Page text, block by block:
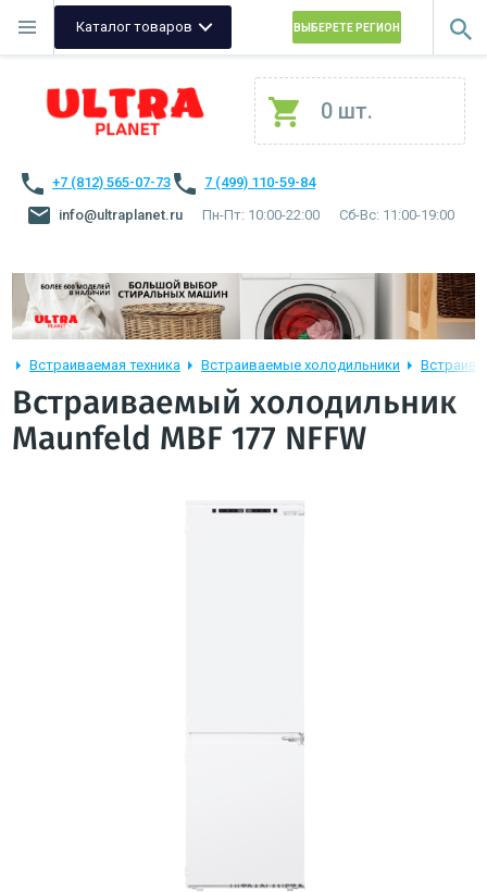
Каталог товаров ВЫБЕРЕТЕ РЕГИОН
0 шт.
+7 (812) 565-07-73
7 (499) 110-59-84
info@ultraplanet.ru
Пн-Пт: 10:00-22:00 Сб-Вс: 11:00-19:00
Встраиваемая техника Встраиваемые холодильники
Встраиваемый холодильник
Maunfeld MBF 177 NFFW